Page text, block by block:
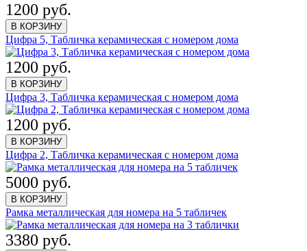
1200 руб.
В КОРЗИНУ
Цифра 5, Табличка керамическая с номером дома
1200 руб.
В КОРЗИНУ
Цифра 3, Табличка керамическая с номером дома
1200 руб.
В КОРЗИНУ
Цифра 2, Табличка керамическая с номером дома
5000 руб.
В КОРЗИНУ
Рамка металлическая для номера на 5 табличек
3380 руб.